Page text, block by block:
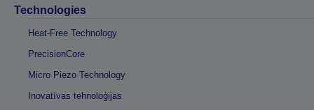
Technologies
Heat-Free Technology
PrecisionCore
Micro Piezo Technology
Inovatīvas tehnoloģijas